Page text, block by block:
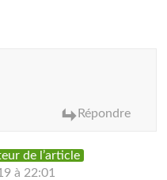
Répondre
de l’article
à 22:01